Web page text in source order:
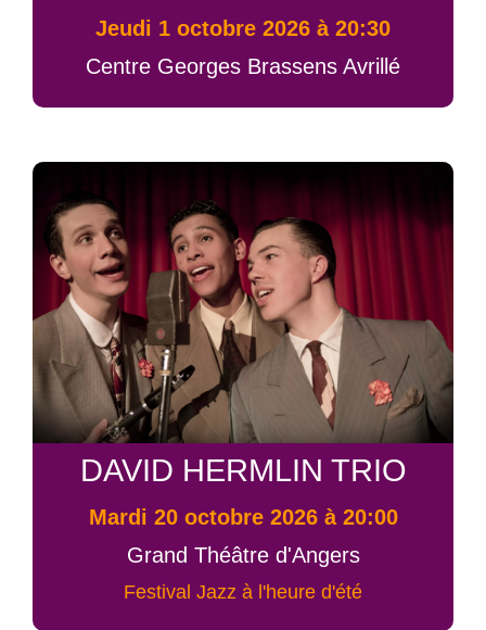
jeudi 1 octobre 2026 à 20:30
Centre Georges Brassens Avrillé
DAVID HERMLIN TRIO
mardi 20 octobre 2026 à 20:00
Grand Théâtre d'Angers
Festival Jazz à l'heure d'été